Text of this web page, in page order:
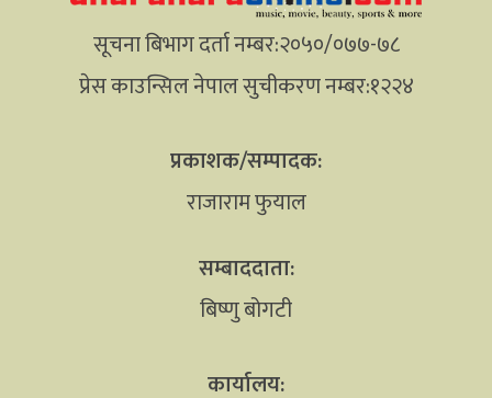
सूचना बिभाग दर्ता नम्बर:२०५०/०७७-७८
प्रेस काउन्सिल नेपाल सुचीकरण नम्बर:१२२४
प्रकाशक/सम्पादक:
राजाराम फुयाल
सम्बाददाता:
बिष्णु बोगटी
कार्यालय: